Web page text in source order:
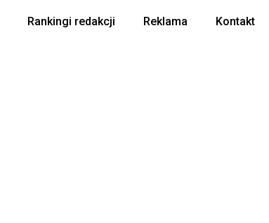
Rankingi redakcji Reklama Kontakt